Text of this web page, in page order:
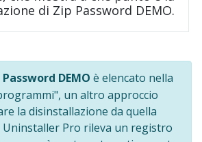
di Zip Password DEMO.
DEMO è elencato nella
un altro approccio
la disinstallazione da quella
Uninstaller Pro rileva un registro